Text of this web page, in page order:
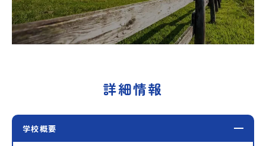
詳細情報
学校概要